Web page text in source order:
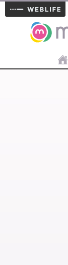
materials